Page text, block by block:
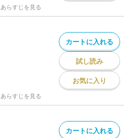
あらすじを見る
カートに入れる
試し読み
お気に入り
あらすじを見る
カートに入れる